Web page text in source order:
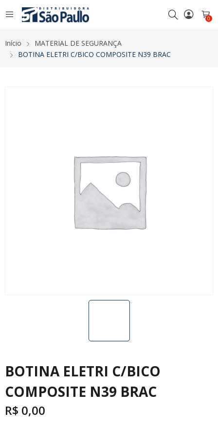
0
Início
MATERIAL DE SEGURANÇA
BOTINA ELETRI C/BICO COMPOSITE N39 BRAC
BOTINA ELETRI C/BICO
COMPOSITE N39 BRAC
R$ 0,00